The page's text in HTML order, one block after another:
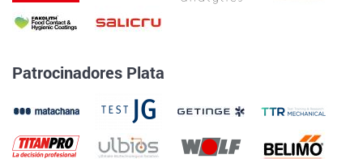
Patrocinadores Plata